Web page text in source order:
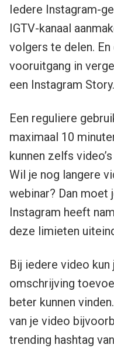
Iedere Instagram-
IGTV-kanaal
volgers te delen.
vooruitgang in
een Instagram Story.
Een reguliere
maximaal 10
kunnen zelfs
Wil je nog langere
webinar? Dan moet
Instagram heeft
deze limieten
Bij iedere video
omschrijving
beter kunnen
van je video
trending hashtag